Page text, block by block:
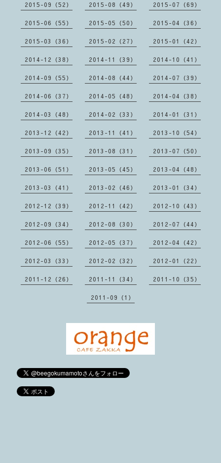
2015-09（52） 2015-08（49） 2015-07（69）
2015-06（55） 2015-05（50） 2015-04（36）
2015-03（36） 2015-02（27） 2015-01（42）
2014-12（38） 2014-11（39） 2014-10（41）
2014-09（55） 2014-08（44） 2014-07（39）
2014-06（37） 2014-05（48） 2014-04（38）
2014-03（48） 2014-02（33） 2014-01（31）
2013-12（42） 2013-11（41） 2013-10（54）
2013-09（35） 2013-08（31） 2013-07（50）
2013-06（51） 2013-05（45） 2013-04（48）
2013-03（41） 2013-02（46） 2013-01（34）
2012-12（39） 2012-11（42） 2012-10（43）
2012-09（34） 2012-08（30） 2012-07（44）
2012-06（55） 2012-05（37） 2012-04（42）
2012-03（33） 2012-02（32） 2012-01（22）
2011-12（26） 2011-11（34） 2011-10（35）
2011-09（1）